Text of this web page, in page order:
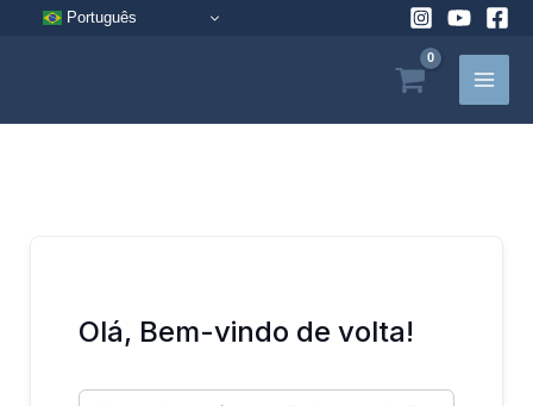
Pular
Português
Olá, Bem-vindo de volta!